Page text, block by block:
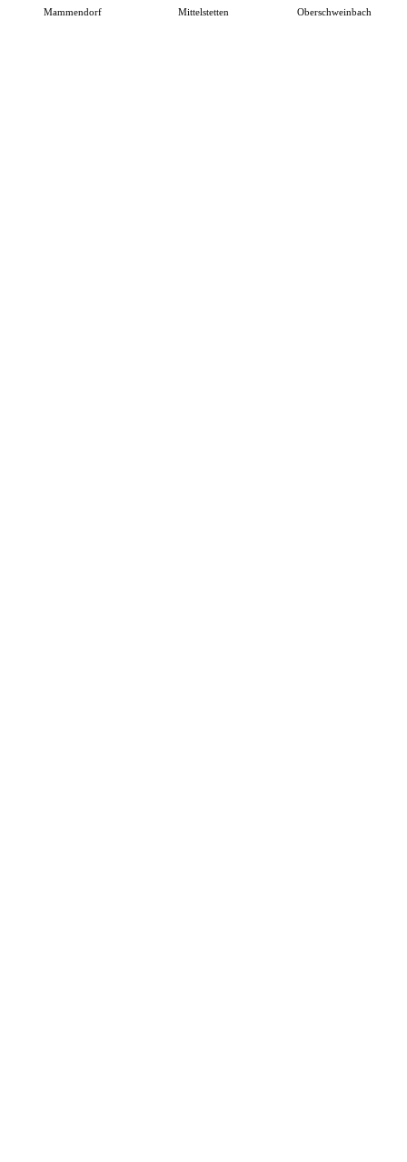
Mammendorf Mittelstetten Oberschweinbach